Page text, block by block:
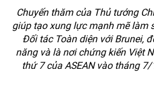
Chuyến thăm của Thủ tướng
giúp tạo xung lực mạnh mẽ làm
Đối tác Toàn diện với Brunei,
năng và là nơi chứng kiến Việt
thứ 7 của ASEAN vào tháng